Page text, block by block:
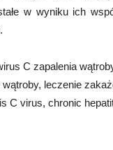
w wyniku ich
C zapalenia
leczenie
C virus, chronic